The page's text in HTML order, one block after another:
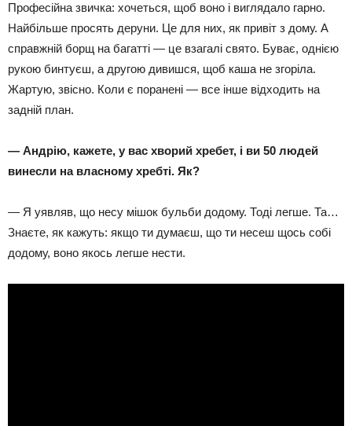
Професійна звичка: хочеться, щоб воно і виглядало гарно.
Найбільше просять деруни. Це для них, як привіт з дому. А
справжній борщ на багатті — це взагалі свято. Буває, однією
рукою бинтуєш, а другою дивишся, щоб каша не згоріла.
Жартую, звісно. Коли є поранені — все інше відходить на
задній план.
— Андрію, кажете, у вас хворий хребет, і ви 50 людей
винесли на власному хребті. Як?
— Я уявляв, що несу мішок бульби додому. Тоді легше. Та…
Знаєте, як кажуть: якщо ти думаєш, що ти несеш щось собі
додому, воно якось легше нести.